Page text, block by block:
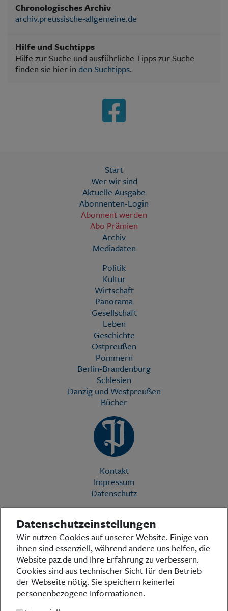
Chronologisches Archiv
archiv.preussische-allgemeine.de
Hilfe und Suchtipps
Hilfe zur Suche und ausführliche Tipps zur Suche
finden sie hier in den Suchtipps.
Start
Wer wir sind
Aktuelle Ausgabe
Abonnenten-Login
Abonnent werden
Abo Prämien
Archiv
Mediadaten
Politik
Kultur
Wirtschaft
Panorama
Gesellschaft
Leben
Geschichte
Ostpreußen
Pommern
Berlin-Brandenburg
Schlesien
Danzig und Westpreußen
Bücher
Kontakt
Impressum
Datenschutz
Die Preußische Allgemeine Zeitung (PAZ) ist eine einzigartige Stimme
in der deutschen Medienlandschaft. Woche für Woche berichtet sie
über das aktuelle Zeitgeschehen in Politik, Kultur und Wirtschaft und
bezieht zu den grundlegenden Entwicklungen unserer Gesellschaft
Stellung. In ihrer Arbeit fühlt sich die Redaktion dem traditionellen
preußischen Wertekanon verpflichtet: Das alte Preußen stand und
steht für religiöse und weltanschauliche Toleranz, für Heimatliebe
und Weltoffenheit, für Rechtstaatlichkeit und intellektuelle
Datenschutzeinstellungen
Wir nutzen Cookies auf unserer Website. Einige von
ihnen sind essenziell, während andere uns helfen, die
Website paz.de und Ihre Erfahrung zu verbessern.
Cookies sind aus technischer Sicht für den Betrieb
der Webseite nötig. Sie speichern keinerlei
personenbezogene Informationen.